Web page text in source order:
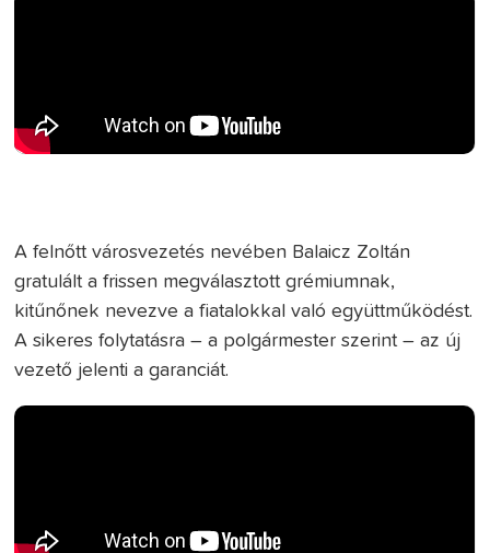
A felnőtt városvezetés nevében Balaicz Zoltán
gratulált a frissen megválasztott grémiumnak,
kitűnőnek nevezve a fiatalokkal való együttműködést.
A sikeres folytatásra – a polgármester szerint – az új
vezető jelenti a garanciát.